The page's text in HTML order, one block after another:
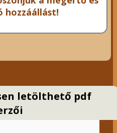
hozzáállást!
letölthető pdf